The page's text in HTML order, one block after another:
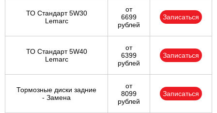
ТО Стандарт 5W30
Lemarc
от
6699
рублей
Записаться
ТО Стандарт 5W40
Lemarc
от
6399
рублей
Записаться
Тормозные диски задние
- Замена
от
8099
рублей
Записаться